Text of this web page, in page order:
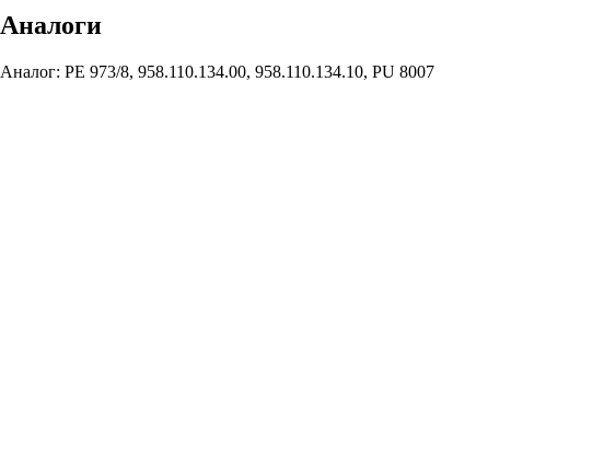
Аналоги
Аналог: PE 973/8, 958.110.134.00, 958.110.134.10, PU 8007